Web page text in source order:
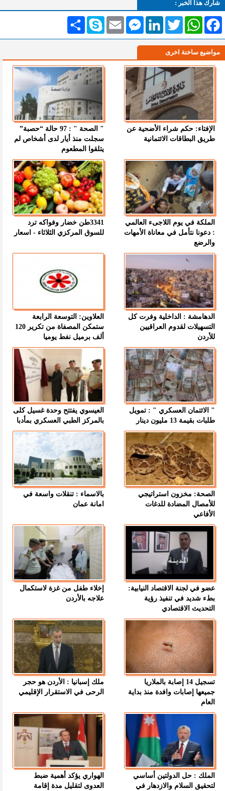
شارك هذا الخبر :
انشر Skype Email
MessengerLinkedInTwitterWhatsAppFacebook
مواضيع ساخنة اخرى
الإفتاء: حكم شراء الأضحية عن
طريق البطاقات الائتمانية
" الصحة " : 97 حالة “حصبة”
سجلت منذ أيار لدى أشخاص لم
يتلقوا المطعوم
الملكة في يوم اللاجىء العالمي
: دعونا نتأمل في معاناة الأمهات
والرضع
3341طن خضار وفواكه ترد
للسوق المركزي الثلاثاء - اسعار
الدهامشة : الداخلية وفرت كل
التسهيلات لقدوم العراقيين
للأردن
العلاوين: التوسعة الرابعة
ستمكن المصفاة من تكرير 120
ألف برميل نفط يوميا
" الائتمان العسكري " : تمويل
طلبات بقيمة 13 مليون دينار
العيسوي يفتتح وحدة غسيل كلى
بالمركز الطبي العسكري بمأدبا
الصحة: مخزون استراتيجي
للأمصال المضادة للدغات
الأفاعي
بالاسماء : تنقلات واسعة في
امانة عمان
عضو في لجنة الاقتصاد النيابية:
بطء شديد في تنفيذ رؤية
التحديث الاقتصادي
إخلاء طفل من غزة لاستكمال
علاجه بالأردن
تسجيل 14 إصابة بالملاريا
جميعها إصابات وافدة منذ بداية
العام
ملك إسبانيا : الأردن هو حجر
الرحى في الاستقرار الإقليمي
الملك : حل الدولتين أساسي
لتحقيق السلام والازدهار في
الهواري يؤكد أهمية ضبط
العدوى لتقليل مدة إقامة